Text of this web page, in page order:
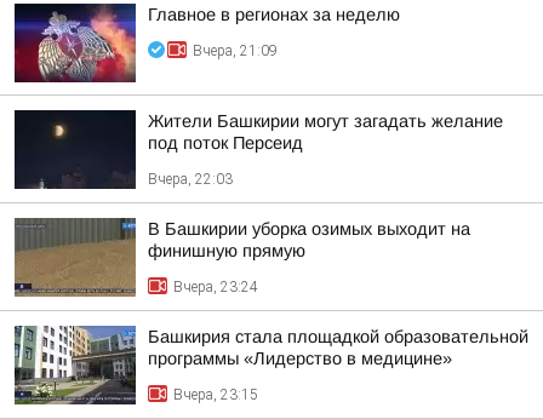
Главное в регионах за неделю
Вчера, 21:09
Жители Башкирии могут загадать желание
под поток Персеид
Вчера, 22:03
В Башкирии уборка озимых выходит на
финишную прямую
Вчера, 23:24
Башкирия стала площадкой образовательной
программы «Лидерство в медицине»
Вчера, 23:15